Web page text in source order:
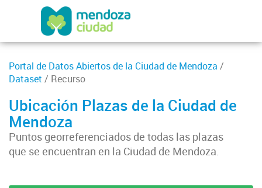
Portal de Datos Abiertos de la Ciudad de Mendoza /
Dataset / Recurso
Ubicación Plazas de la Ciudad de
Mendoza
Puntos georreferenciados de todas las plazas
que se encuentran en la Ciudad de Mendoza.